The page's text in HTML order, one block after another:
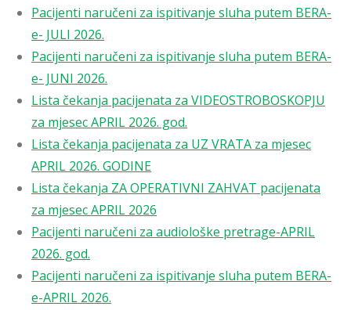
Pacijenti naručeni za ispitivanje sluha putem BERA-
e- JULI 2026.
Pacijenti naručeni za ispitivanje sluha putem BERA-
e- JUNI 2026.
Lista čekanja pacijenata za VIDEOSTROBOSKOPJU
za mjesec APRIL 2026. god.
Lista čekanja pacijenata za UZ VRATA za mjesec
APRIL 2026. GODINE
Lista čekanja ZA OPERATIVNI ZAHVAT pacijenata
za mjesec APRIL 2026
Pacijenti naručeni za audiološke pretrage-APRIL
2026. god.
Pacijenti naručeni za ispitivanje sluha putem BERA-
e-APRIL 2026.